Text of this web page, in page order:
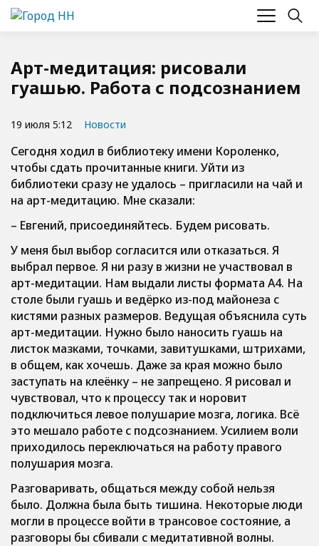
Арт-медитация: рисовали
гуашью. Работа с подсознанием
19 июля 5:12 Новости
Сегодня ходил в библиотеку имени Короленко,
чтобы сдать прочитанные книги. Уйти из
библиотеки сразу не удалось – пригласили на чай и
на арт-медитацию. Мне сказали:
– Евгений, присоединяйтесь. Будем рисовать.
У меня был выбор согласится или отказаться. Я
выбрал первое. Я ни разу в жизни не участвовал в
арт-медитации. Нам выдали листы формата А4. На
столе были гуашь и ведёрко из-под майонеза с
кистями разных размеров. Ведущая объяснила суть
арт-медитации. Нужно было наносить гуашь на
листок мазками, точками, завитушками, штрихами,
в общем, как хочешь. Даже за края можно было
заступать на клеёнку – не запрещено. Я рисовал и
чувствовал, что к процессу так и норовит
подключиться левое полушарие мозга, логика. Всё
это мешало работе с подсознанием. Усилием воли
приходилось переключаться на работу правого
полушария мозга.
Разговаривать, общаться между собой нельзя
было. Должна была быть тишина. Некоторые люди
могли в процессе войти в трансовое состояние, а
разговоры бы сбивали с медитативной волны.